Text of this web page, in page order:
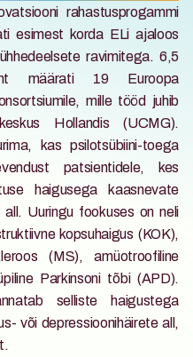
rahastusprogammi
esimest korda ELi ajaloos
ravimitega. 6,5
määrati 19 Euroopa
mille tööd juhib
Hollandis (UCMG).
kas psilotsübiini-toega
patsientidele, kes
haigusega kaasnevate
Uuringu fookuses on neli
kopsuhaigus (KOK),
(MS), amüotroofiline
Parkinsoni tõbi (APD).
selliste haigustega
või depressioonihäirete all,